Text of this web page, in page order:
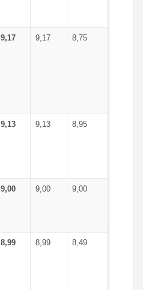
9,17 9,17 8,75
9,13 9,13 8,95
9,00 9,00 9,00
8,99 8,99 8,49